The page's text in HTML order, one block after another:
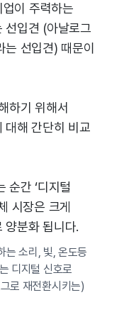
이 주력하는
선입견 (아날로그
선입견) 때문이
하기 위해서
대해 간단히 비교
순간 ‘디지털
시장은 크게
양분화 됩니다.
는 소리, 빛, 온도등
디지털 신호로
로 재전환시키는)